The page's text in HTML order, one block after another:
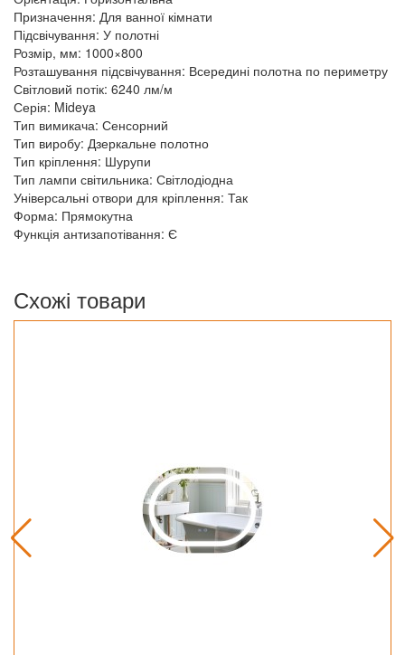
Призначення: Для ванної кімнати
Підсвічування: У полотні
Розмір, мм: 1000×800
Розташування підсвічування: Всередині полотна по периметру
Світловий потік: 6240 лм/м
Серія: Mideya
Тип вимикача: Сенсорний
Тип виробу: Дзеркальне полотно
Тип кріплення: Шурупи
Тип лампи світильника: Світлодіодна
Універсальні отвори для кріплення: Так
Форма: Прямокутна
Функція антизапотівання: Є
Схожі товари